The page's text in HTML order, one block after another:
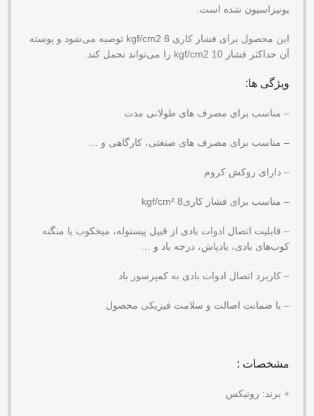
یونیزاسیون شده است.
این محصول برای فشار کاری 8 kgf/cm2 توصیه می‌شود و پوسته
آن حداکثر فشار 10 kgf/cm2 را می‌تواند تحمل کند.
ویژگی ها:
– مناسب برای مصرف های طولانی مدت
– مناسب برای مصرف های صنعتی، کارگاهی و …
– دارای روکش کروم
– مناسب برای فشار کاری8 kgf/cm²
– قابلیت اتصال ادوات بادی از قبیل پیستوله، میخکوب یا منگنه
کوب‌های بادی، بادپاش، درجه باد و …
– کاربرد اتصال ادوات بادی به کمپرسور باد
– با ضمانت اصالت و سلامت فیزیکی محصول
مشخصات :
+ برند: رونیکس